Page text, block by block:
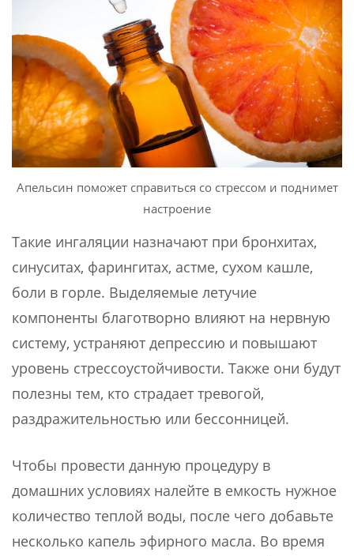
Апельсин поможет справиться со стрессом и поднимет
настроение
Такие ингаляции назначают при бронхитах,
синуситах, фарингитах, астме, сухом кашле,
боли в горле. Выделяемые летучие
компоненты благотворно влияют на нервную
систему, устраняют депрессию и повышают
уровень стрессоустойчивости. Также они будут
полезны тем, кто страдает тревогой,
раздражительностью или бессонницей.
Чтобы провести данную процедуру в
домашних условиях налейте в емкость нужное
количество теплой воды, после чего добавьте
несколько капель эфирного масла. Во время